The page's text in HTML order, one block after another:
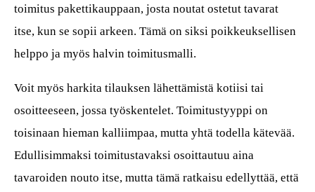
toimitus pakettikauppaan, josta noutat ostetut tavarat
itse, kun se sopii arkeen. Tämä on siksi poikkeuksellisen
helppo ja myös halvin toimitusmalli.
Voit myös harkita tilauksen lähettämistä kotiisi tai
osoitteeseen, jossa työskentelet. Toimitustyyppi on
toisinaan hieman kalliimpaa, mutta yhtä todella kätevää.
Edullisimmaksi toimitustavaksi osoittautuu aina
tavaroiden nouto itse, mutta tämä ratkaisu edellyttää, että